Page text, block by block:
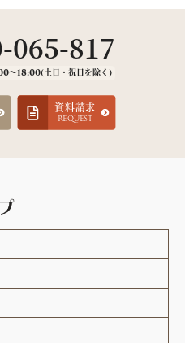
065-817
～18:00(土日・祝日を除く)
資料請求
REQUEST